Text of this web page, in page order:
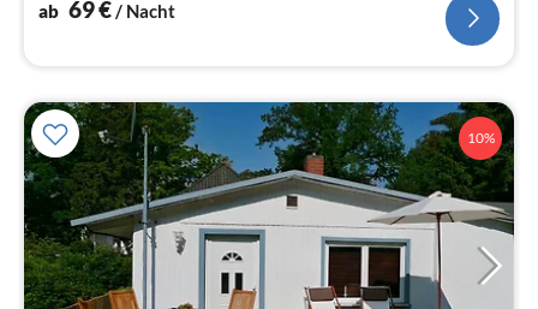
ab 69€/ Nacht
10%